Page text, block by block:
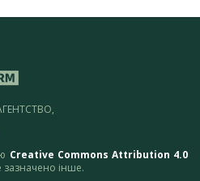
Creative Commons Attribution 4.0
інше.